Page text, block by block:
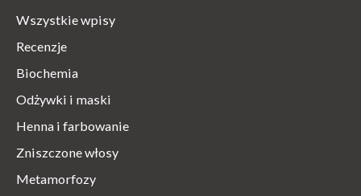
Wszystkie wpisy
Recenzje
Biochemia
Odżywki i maski
Henna i farbowanie
Zniszczone włosy
Metamorfozy